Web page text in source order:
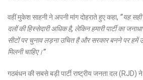
वहीं मुकेश साहनी ने अपनी मांग दोहराते हुए कहा, “यह
दलों की हिस्सेदारी अधिक है, लेकिन हमारी पार्टी का
सीटों पर चुनाव लड़ना उचित है और सरकार बनने पर हमें
मिलनी चाहिए।”
गठबंधन की सबसे बड़ी पार्टी राष्ट्रीय जनता दल (RJD)